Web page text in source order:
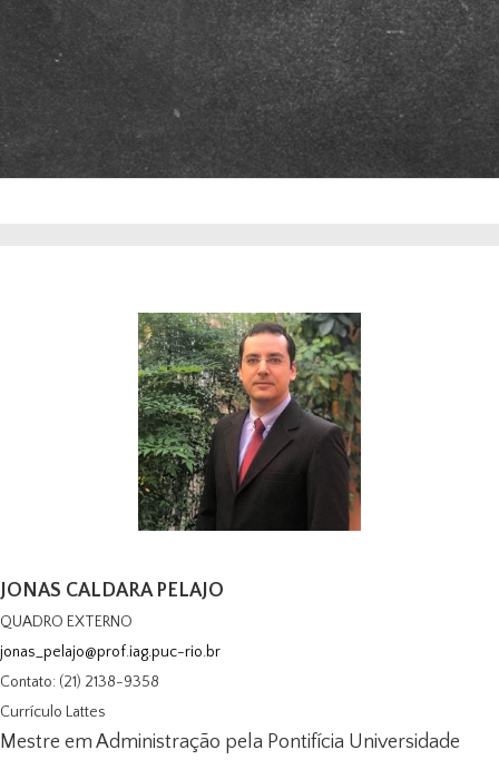
JONAS CALDARA PELAJO
QUADRO EXTERNO
jonas_pelajo@prof.iag.puc-rio.br
Contato: (21) 2138-9358
Currículo Lattes
Mestre em Administração pela Pontifícia Universidade